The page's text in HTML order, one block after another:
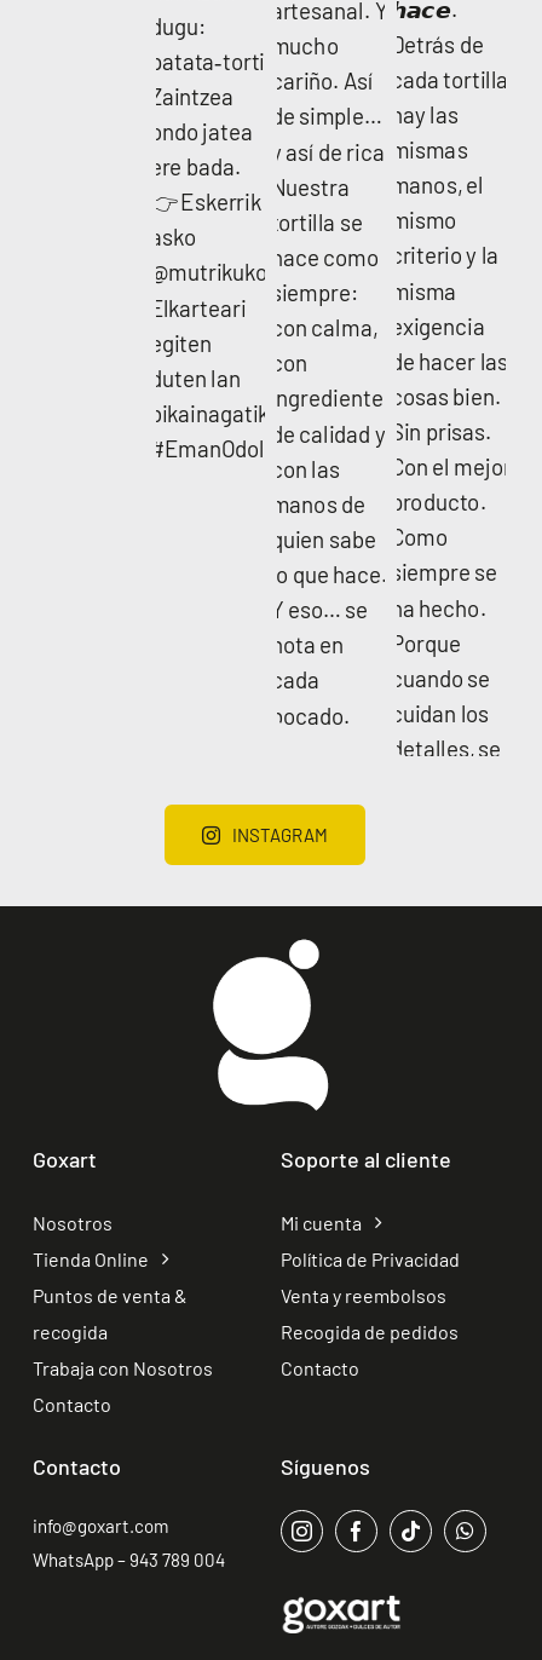
INSTAGRAM
Goxart
Nosotros
Tienda Online
Puntos de venta &
recogida
Trabaja con Nosotros
Contacto
Soporte al cliente
Mi cuenta
Política de Privacidad
Venta y reembolsos
Recogida de pedidos
Contacto
Contacto
info@goxart.com
WhatsApp – 943 789 004
Síguenos